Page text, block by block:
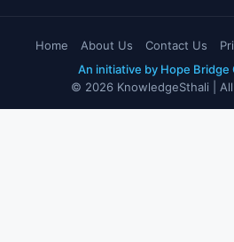
Home About Us Contact Us
An initiative by Hope Bridge
© 2026 KnowledgeSthali |